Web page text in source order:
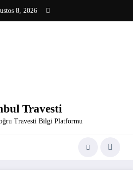
8, 2026
Travesti
Travesti Bilgi Platformu